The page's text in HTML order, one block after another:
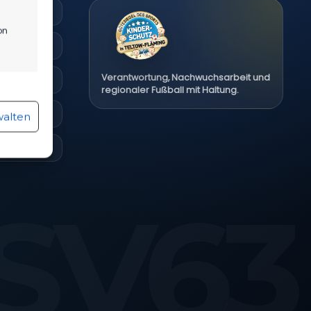
Verantwortung, Nachwuchsarbeit und
regionaler Fußball mit Haltung.